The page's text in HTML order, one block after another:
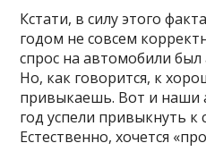
Кстати, в силу этого
годом не совсем
спрос на автомобили
Но, как говорится, к
привыкаешь. Вот и наши
год успели привыкнуть к
Естественно, хочется